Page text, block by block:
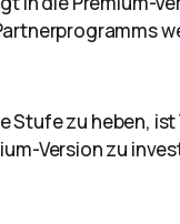
Stufe zu heben,
Version zu